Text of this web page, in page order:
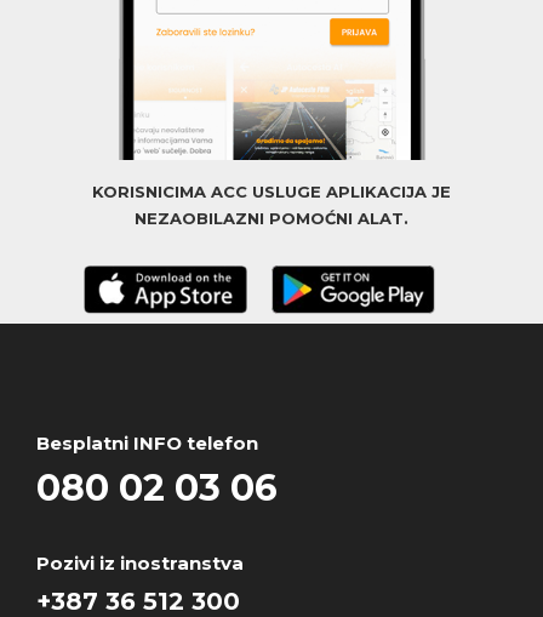
KORISNICIMA ACC USLUGE APLIKACIJA JE
NEZAOBILAZNI POMOĆNI ALAT.
Besplatni INFO telefon
080 02 03 06
Pozivi iz inostranstva
+387 36 512 300